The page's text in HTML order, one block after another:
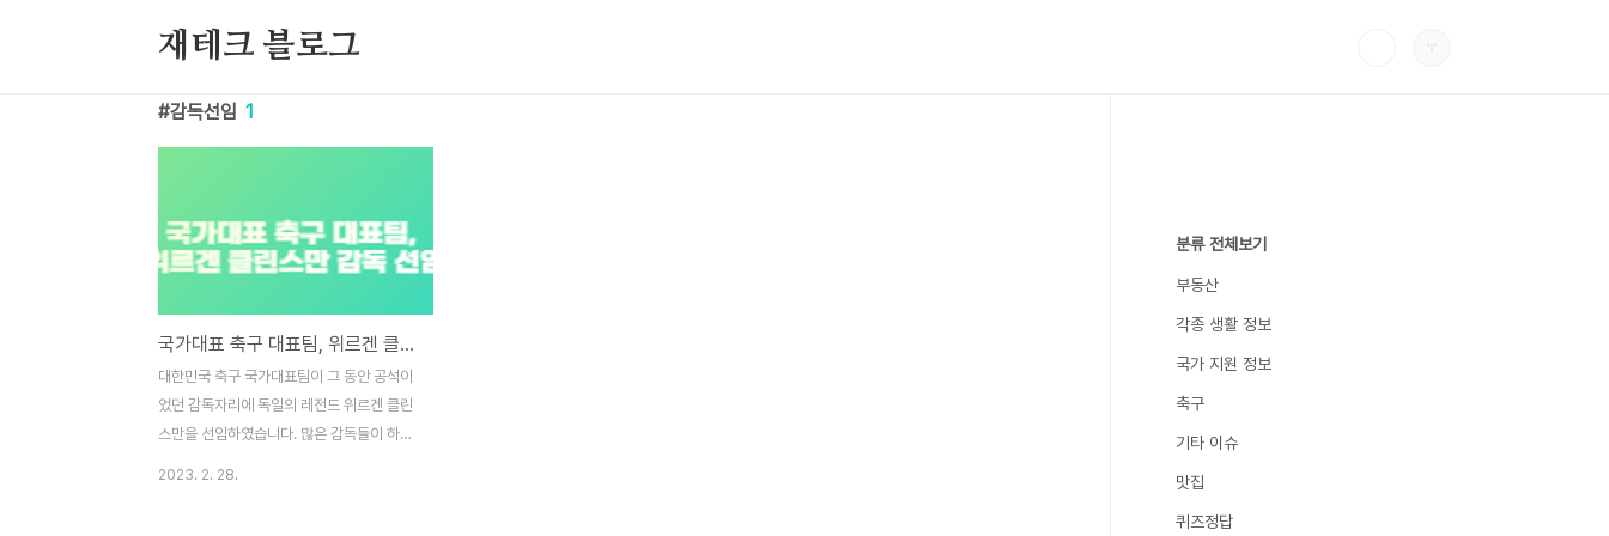
재테크 블로그
감독선임 1
국가대표 축구 대표팀, 위르겐 클린스만 감독 선임
대한민국 축구 국가대표팀이 그 동안 공석이
었던 감독자리에 독일의 레전드 위르겐 클린
스만을 선임하였습니다. 많은 감독들이 하마
2023. 2. 28.
분류 전체보기
부동산
각종 생활 정보
국가 지원 정보
축구
기타 이슈
맛집
퀴즈정답